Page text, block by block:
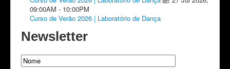
09:00AM - 10:00PM
Curso de Verão 2026 | Laboratório de Dança
Newsletter